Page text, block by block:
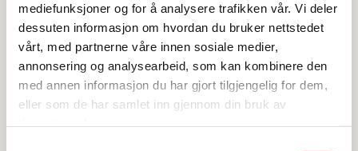
mediefunksjoner og for å analysere trafikken vår. Vi deler
dessuten informasjon om hvordan du bruker nettstedet
vårt, med partnerne våre innen sosiale medier,
annonsering og analysearbeid, som kan kombinere den
med annen informasjon du har gjort tilgjengelig for dem,
eller som de har samlet inn gjennom din bruk av